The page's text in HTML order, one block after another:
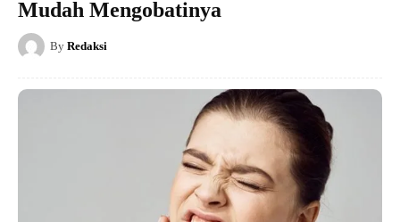
Mudah Mengobatinya
By Redaksi